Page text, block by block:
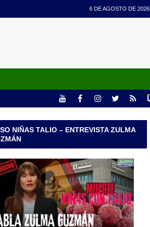
6 DE AGOSTO DE 2026
NIÑAS TALIO – ENTREVISTA ZULMA